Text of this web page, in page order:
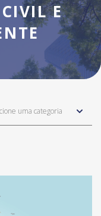
E
uma categoria